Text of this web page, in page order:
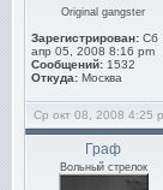
Original gangster
Зарегистрирован: Сб
апр 05, 2008 8:16 pm
Сообщений: 1532
Откуда: Москва
Ср окт 08, 2008 4:25
Граф
Вольный стрелок